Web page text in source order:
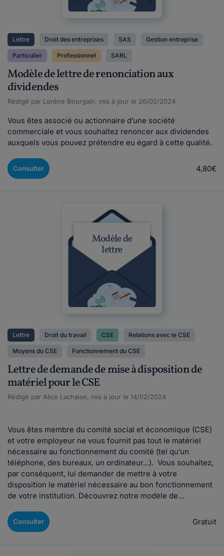
Lettre Droit des entreprises SAS Gestion entreprise
Particulier Professionnel SARL
Modèle de lettre de renonciation aux
dividendes
Rédigé par Lorène Bourgain, mis à jour le 26/02/2024
Vous êtes associé ou actionnaire d’une société
commerciale et vous souhaitez renoncer aux dividendes
auxquels vous pouvez prétendre eu égard à cette qualité.
Consulter 4,80€
Modèle de
lettre
Lettre Droit du travail CSE Relations avec le CSE
Moyens du CSE Fonctionnement du CSE
Lettre de demande de mise à disposition de
matériel pour le CSE
Rédigé par Alice Lachaise, mis à jour le 14/02/2024
Vous êtes membre du comité social et économique (CSE)
et votre employeur ne vous fournit pas tout le matériel
nécessaire au fonctionnement du comité (tel qu’un
téléphone, des bureaux, un ordinateur...). Vous souhaitez,
par conséquent, lui demander de mettre à votre
disposition le matériel nécessaire au bon fonctionnement
de votre institution. Découvrez notre modèle de...
Consulter Gratuit